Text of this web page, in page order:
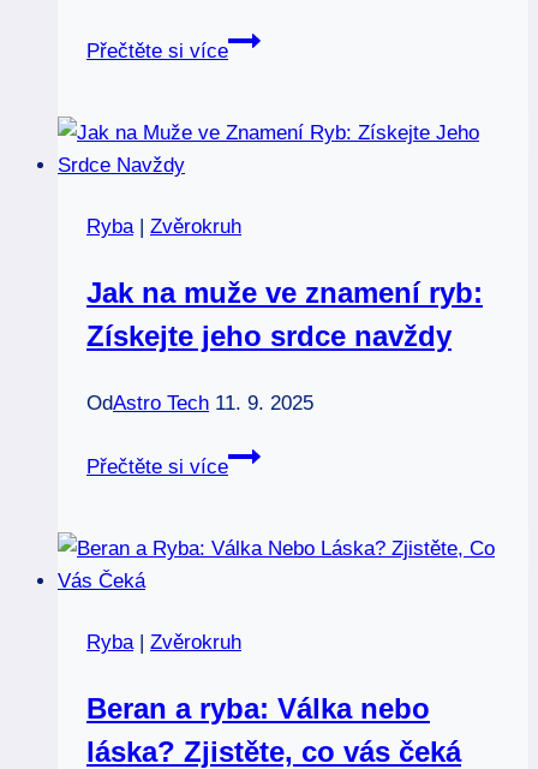
Přečtěte si více
Lev
Jak
znamení
po
sobě?
Ryba| Zvěrokruh
Jak na muže ve znamení ryb:
Získejte jeho srdce navždy
OdAstro Tech 11. 9. 2025
Přečtěte si více
Jak
ve
Získejte
srdce
navždy
Ryba| Zvěrokruh
Beran a ryba: Válka nebo
láska? Zjistěte, co vás čeká